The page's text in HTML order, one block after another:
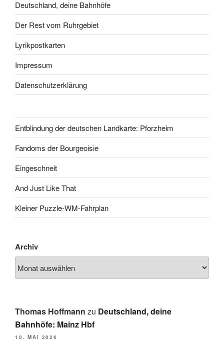
Deutschland, deine Bahnhöfe
Der Rest vom Ruhrgebiet
Lyrikpostkarten
Impressum
Datenschutzerklärung
Entblindung der deutschen Landkarte: Pforzheim
Fandoms der Bourgeoisie
Eingeschneit
And Just Like That
Kleiner Puzzle-WM-Fahrplan
Archiv
Thomas Hoffmann zu Deutschland, deine
Bahnhöfe: Mainz Hbf
10. MAI 2026